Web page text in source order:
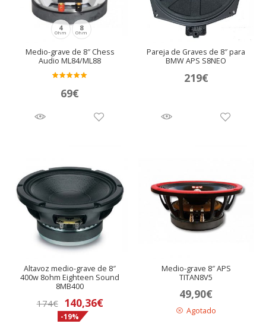
4
Ohm
8
Ohm
Medio-grave de 8″ Chess
Audio ML84/ML88
do en
69€
Pareja de Graves de 8″ para
BMW APS S8NEO
219€
Altavoz medio-grave de 8″
400w 8ohm Eighteen Sound
8MB400
174€ El
precio
140,36€El
-19%
Medio-grave 8″ APS
TITAN8V5
49,90€
Agotado